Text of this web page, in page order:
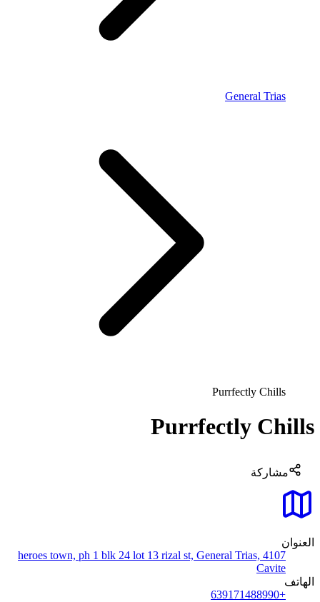
General Trias
Purrfectly Chills
Purrfectly Chills
مشاركة
العنوان
heroes town, ph 1 blk 24 lot 13 rizal st, General Trias, 4107
Cavite
الهاتف
+639171488990